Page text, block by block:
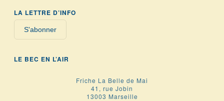
LA LETTRE D’INFO
S'abonner
LE BEC EN L’AIR
Friche La Belle de Mai
41, rue Jobin
13003 Marseille